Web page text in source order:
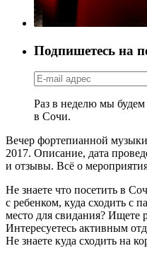
Подпишетесь на
Раз в неделю мы
в Сочи.
Вечер фортепианной
2017. Описание, дата
и отзывы. Всё о
Не знаете что посетить в
с ребенком, куда сходить с
место для свидания? Ищете
Интересуетесь активным
Не знаете куда сходить на